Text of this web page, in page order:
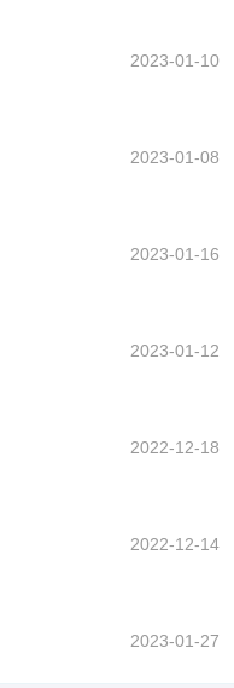
2023-01-10
2023-01-08
2023-01-16
2023-01-12
2022-12-18
2022-12-14
2023-01-27